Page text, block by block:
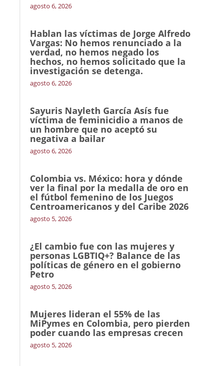
agosto 6, 2026
Hablan las víctimas de Jorge Alfredo
Vargas: No hemos renunciado a la
verdad, no hemos negado los
hechos, no hemos solicitado que la
investigación se detenga.
agosto 6, 2026
Sayuris Nayleth García Asís fue
víctima de feminicidio a manos de
un hombre que no aceptó su
negativa a bailar
agosto 6, 2026
Colombia vs. México: hora y dónde
ver la final por la medalla de oro en
el fútbol femenino de los Juegos
Centroamericanos y del Caribe 2026
agosto 5, 2026
¿El cambio fue con las mujeres y
personas LGBTIQ+? Balance de las
políticas de género en el gobierno
Petro
agosto 5, 2026
Mujeres lideran el 55% de las
MiPymes en Colombia, pero pierden
poder cuando las empresas crecen
agosto 5, 2026